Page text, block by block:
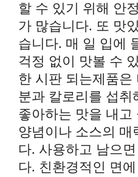
할 수 있기 위해 안
가 많습니다. 또 맛
습니다. 매 일 입에
걱정 없이 맛볼 수
한 시판 되는제품
분과 칼로리를 섭
좋아하는 맛을 내
양념이나 소스의
다. 사용하고 남으
다. 친환경적인 면